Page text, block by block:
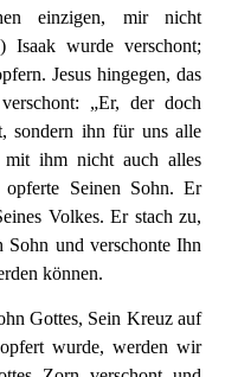
einzigen, mir nicht
Isaak wurde verschont;
Jesus hingegen, das
„Er, der doch
sondern ihn für uns alle
ihm nicht auch alles
Seinen Sohn. Er
Volkes. Er stach zu,
Sohn und verschonte Ihn
können.
Gottes, Sein Kreuz auf
wurde, werden wir